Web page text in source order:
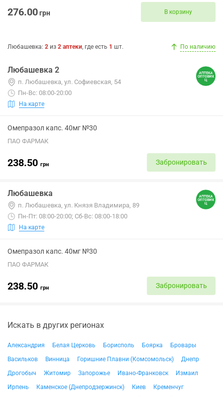
276.00грн В корзину
Любашевка: 2 из 2 аптеки, где есть 1 шт. По наличию
Любашевка 2
п. Любашевка, ул. Софиевская, 54
Пн-Вс: 08:00-20:00
На карте
Омепразол капс. 40мг №30
ПАО ФАРМАК
238.50 грн Забронировать
Любашевка
п. Любашевка, ул. Князя Владимира, 89
Пн-Пт: 08:00-20:00; Сб-Вс: 08:00-18:00
На карте
Омепразол капс. 40мг №30
ПАО ФАРМАК
238.50 грн Забронировать
Искать в других регионах
Александрия Белая Церковь Борисполь Боярка
Бровары
Васильков
Винница Горишние Плавни (Комсомольск)
Днепр
Дрогобыч
Житомир Запорожье Ивано-Франковск
Измаил
Ирпень
Каменское (Днепродзержинск) Киев
Кременчуг